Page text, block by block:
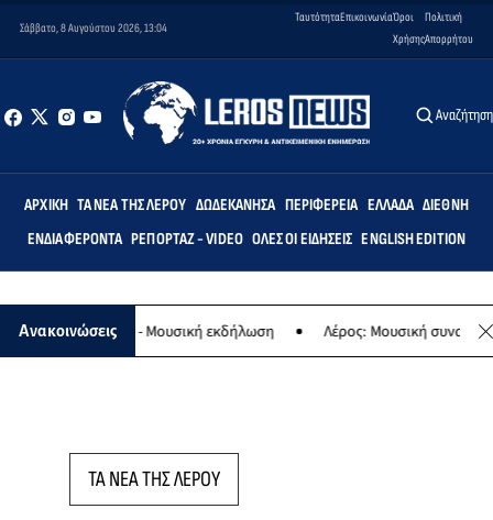
Σάββατο, 8 Αυγούστου 2026, 13:04
ΤαυτότηταΕπικοινωνίαΌροι
Χρήσης
Πολιτική
Απορρήτου
Αναζήτηση
ΑΡΧΙΚΉ ΤΑ ΝΈΑ ΤΗΣ ΛΈΡΟΥ ΔΩΔΕΚΆΝΗΣΑ ΠΕΡΙΦΈΡΕΙΑ ΕΛΛΆΔΑ ΔΙΕΘΝΉ
ΕΝΔΙΑΦΈΡΟΝΤΑ ΡΕΠΟΡΤΆΖ - VIDEO ΌΛΕΣ ΟΙ ΕΙΔΉΣΕΙΣ ENGLISH EDITION
Ανακοινώσεις
Παναγίας - Μουσική εκδήλωση Λέρος: Μουσική συναυλία
ΤΑ ΝΕΑ ΤΗΣ ΛΕΡΟΥ